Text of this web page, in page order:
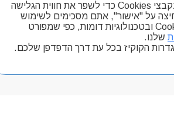
אנו משתמשים בקבצי Cookies כדי לשפר את חווית הגלישה
על "אישור", אתם מסכימים לשימוש
שלנו בקבצי Cookies ובטכנולוגיות דומות, כפי שמפורט
שלנו.
הקוקיז בכל עת דרך הדפדפן שלכם.